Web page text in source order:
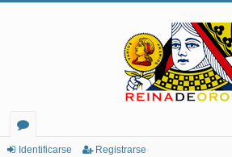
or
Identificarse Registrarse